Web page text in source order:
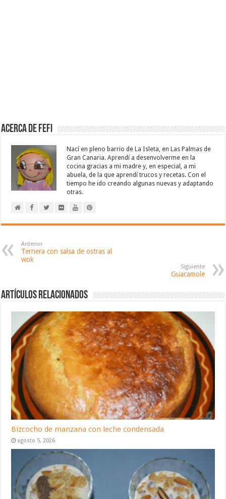
Acerca de Fefi
Nací en pleno barrio de La Isleta, en Las Palmas de
Gran Canaria. Aprendí a desenvolverme en la
cocina gracias a mi madre y, en especial, a mi
abuela, de la que aprendí trucos y recetas. Con el
tiempo he ido creando algunas nuevas y adaptando
otras.
Anterior
Ternera con salsa de ostras al
wok
Siguiente
Guacamole
Artículos relacionados
Bizcocho de manzana con leche condensada
agosto 5, 2026